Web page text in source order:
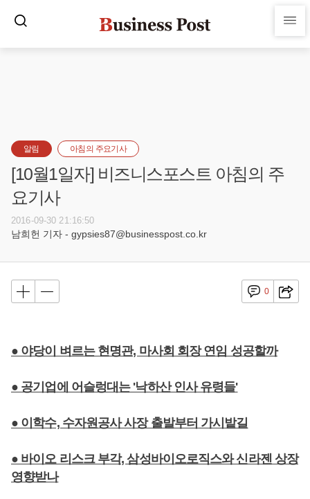
알림 아침의 주요기사
[10월1일자] 비즈니스포스트 아침의 주
요기사
2016-09-30 21:16:50
남희헌 기자 - gypsies87@businesspost.co.kr
0
● 야당이 벼르는 현명관, 마사회 회장 연임 성공할까
● 공기업에 어슬렁대는 '낙하산 인사 유령들'
● 이학수, 수자원공사 사장 출발부터 가시밭길
● 바이오 리스크 부각, 삼성바이오로직스와 신라젠 상장
영향받나